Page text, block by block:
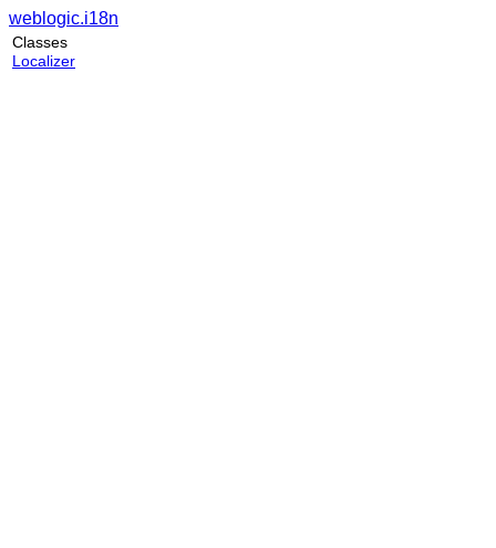
weblogic.i18n
Classes
Localizer